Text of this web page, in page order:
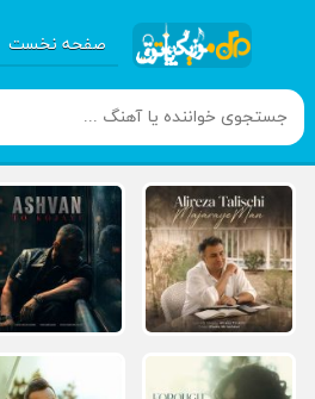
صفحه نخست